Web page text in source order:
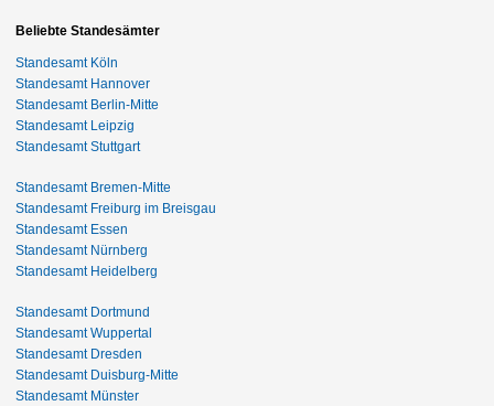
Beliebte Standesämter
Standesamt Köln
Standesamt Hannover
Standesamt Berlin-Mitte
Standesamt Leipzig
Standesamt Stuttgart
Standesamt Bremen-Mitte
Standesamt Freiburg im Breisgau
Standesamt Essen
Standesamt Nürnberg
Standesamt Heidelberg
Standesamt Dortmund
Standesamt Wuppertal
Standesamt Dresden
Standesamt Duisburg-Mitte
Standesamt Münster